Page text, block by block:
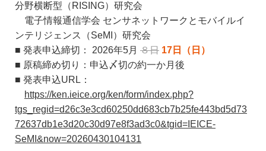
分野横断型（RISING）研究会
電子情報通信学会 センサネットワークとモバイルイ
ンテリジェンス（SeMI）研究会
■ 発表申込締切： 2026年5月 ８日 17日（日）
■ 原稿締め切り：申込〆切の約一か月後
■ 発表申込URL：
https://ken.ieice.org/ken/form/index.php?
tgs_regid=d26c3e3cd60250dd683cb7b25fe443bd5d73
72637db1e3d20c30d97e8f3ad3c0&tgid=IEICE-
SeMI&now=20260430104131